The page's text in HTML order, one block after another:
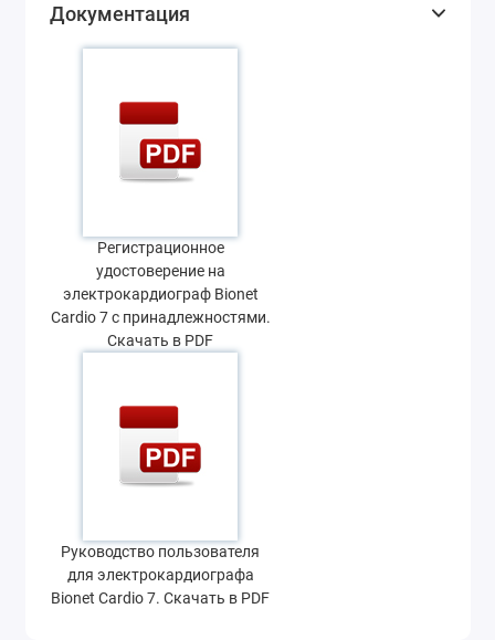
Документация
Регистрационное
удостоверение на
электрокардиограф Bionet
Cardio 7 с принадлежностями.
Скачать в PDF
Руководство пользователя
для электрокардиографа
Bionet Cardio 7. Скачать в PDF